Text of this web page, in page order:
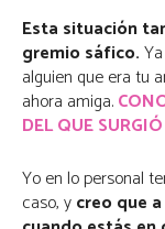
Esta situación
gremio sáfico.
alguien que era tu
ahora amiga.
DEL QUE
Yo en lo personal
caso, ycreo que